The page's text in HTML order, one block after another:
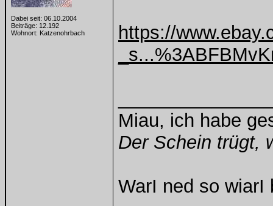
Dabei seit: 06.10.2004
Beiträge: 12.192
Wohnort: Katzenohrbach
https://
Miau, ich habe
Der Schein trügt,
WarI ned so wiarI